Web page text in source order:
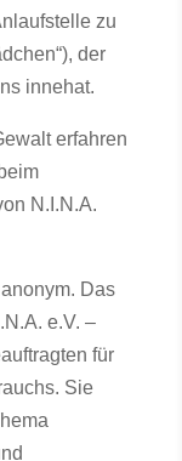
zu
der
innehat.
erfahren
N.I.N.A.
Das
e.V. –
für
Sie